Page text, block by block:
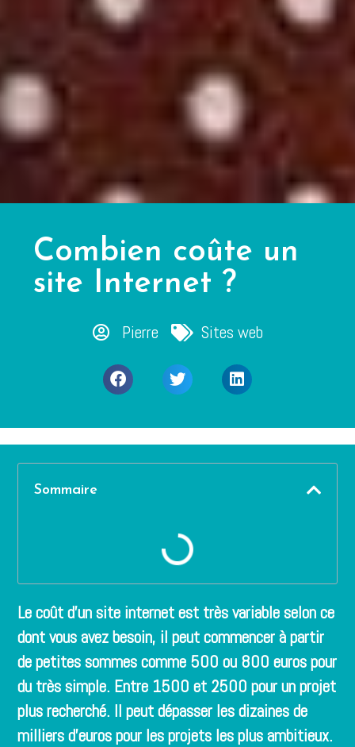
Combien coûte un
site Internet ?
Pierre Sites web
Sommaire
Le coût d’un site internet est très variable selon ce
dont vous avez besoin, il peut commencer à partir
de petites sommes comme 500 ou 800 euros pour
du très simple. Entre 1500 et 2500 pour un projet
plus recherché. Il peut dépasser les dizaines de
milliers d’euros pour les projets les plus ambitieux.